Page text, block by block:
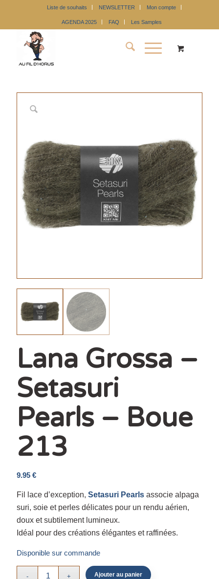
Liste de souhaits NEWSLETTER Mon compte
AGENDA 2025 FAQ Les Samples
Lana Grossa –
Setasuri
Pearls – Boue
213
9.95 €
Fil lace d’exception, Setasuri Pearlsassocie alpaga
suri, soie et perles délicates pour un rendu aérien,
doux et subtilement lumineux.
Idéal pour des créations élégantes et raffinées.
Disponible sur commande
Ajouter au panier